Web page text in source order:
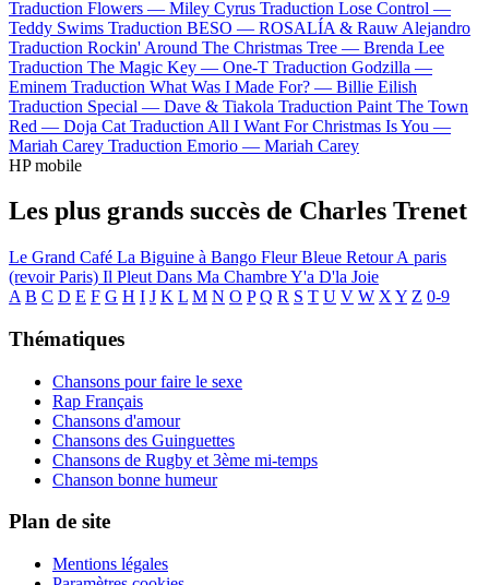
Traduction Flowers — Miley Cyrus Traduction Lose Control —
Teddy Swims Traduction BESO — ROSALÍA & Rauw Alejandro
Traduction Rockin' Around The Christmas Tree — Brenda Lee
Traduction The Magic Key — One-T Traduction Godzilla —
Eminem Traduction What Was I Made For? — Billie Eilish
Traduction Special — Dave & Tiakola Traduction Paint The Town
Red — Doja Cat Traduction All I Want For Christmas Is You —
Mariah Carey Traduction Emorio — Mariah Carey
HP mobile
Les plus grands succès de Charles Trenet
Le Grand Café La Biguine à Bango Fleur Bleue Retour A paris
(revoir Paris) Il Pleut Dans Ma ChambreY'a D'la Joie
A B C D E F G H I J K L M N O P Q R S T U V W X Y Z 0-9
Thématiques
Chansons pour faire le sexe
Rap Français
Chansons d'amour
Chansons des Guinguettes
Chansons de Rugby et 3ème mi-temps
Chanson bonne humeur
Plan de site
Mentions légales